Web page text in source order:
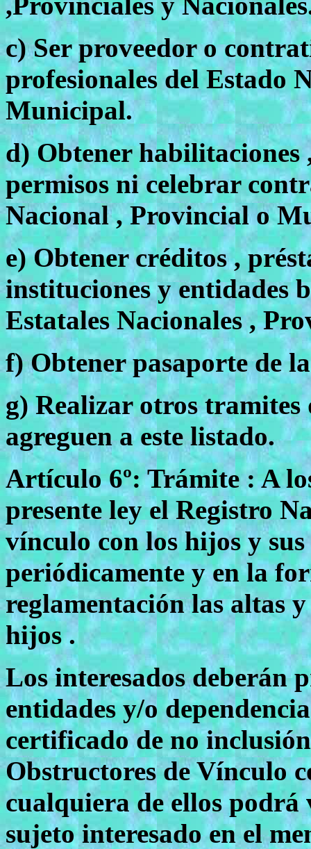
c) Ser proveedor o
profesionales del Estado
Municipal.
d) Obtener habilitaciones
permisos ni celebrar
Nacional , Provincial o
e) Obtener créditos ,
instituciones y entidades
Estatales Nacionales ,
f) Obtener pasaporte de
g) Realizar otros
agreguen a este listado.
Artículo 6º: Trámite : A
presente ley el Registro
vínculo con los hijos y
periódicamente y en la
reglamentación las altas
hijos .
Los interesados deberán
entidades y/o
certificado de no
Obstructores de Vínculo
cualquiera de ellos
sujeto interesado en el